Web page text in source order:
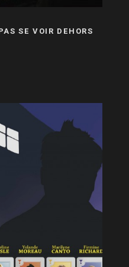
SE VOIR DEHORS